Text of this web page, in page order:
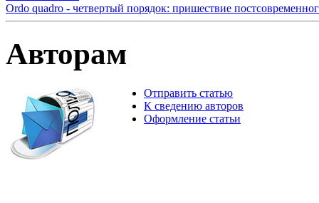
Ordo quadro - четвертый порядок: пришествие
Авторам
Отправить статью
К сведению авторов
Оформление статьи